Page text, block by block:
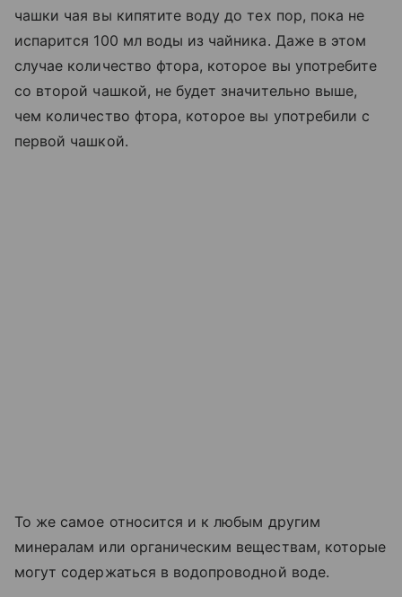
чашки чая вы кипятите воду до тех пор, пока не
испарится 100 мл воды из чайника. Даже в этом
случае количество фтора, которое вы употребите
со второй чашкой, не будет значительно выше,
чем количество фтора, которое вы употребили с
первой чашкой.
То же самое относится и к любым другим
минералам или органическим веществам, которые
могут содержаться в водопроводной воде.